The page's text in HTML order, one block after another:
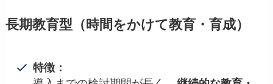
長期教育型（時間をかけて教育・育成）
特徴：